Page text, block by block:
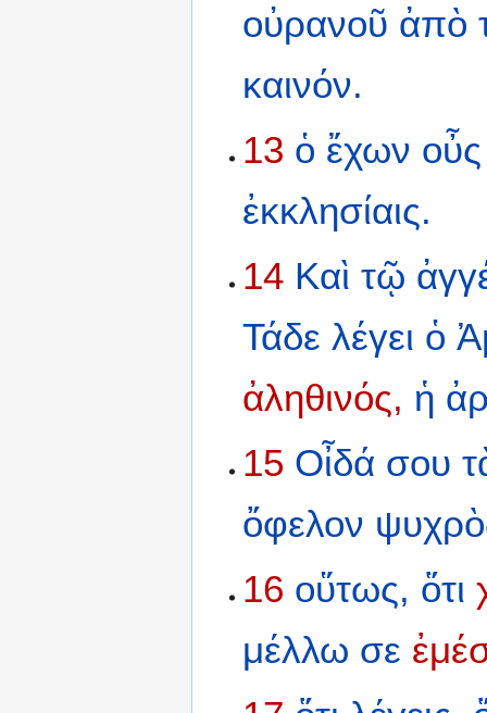
οὐρανοῦ ἀπὸ
καινόν.
13 ὁ ἔχων οὖς
ἐκκλησίαις.
14 Καὶ τῷ
Τάδε λέγει ὁ
ἀληθινός, ἡ
15 Οἶδά σου
ὄφελον
16 οὕτως, ὅτι
μέλλω σε